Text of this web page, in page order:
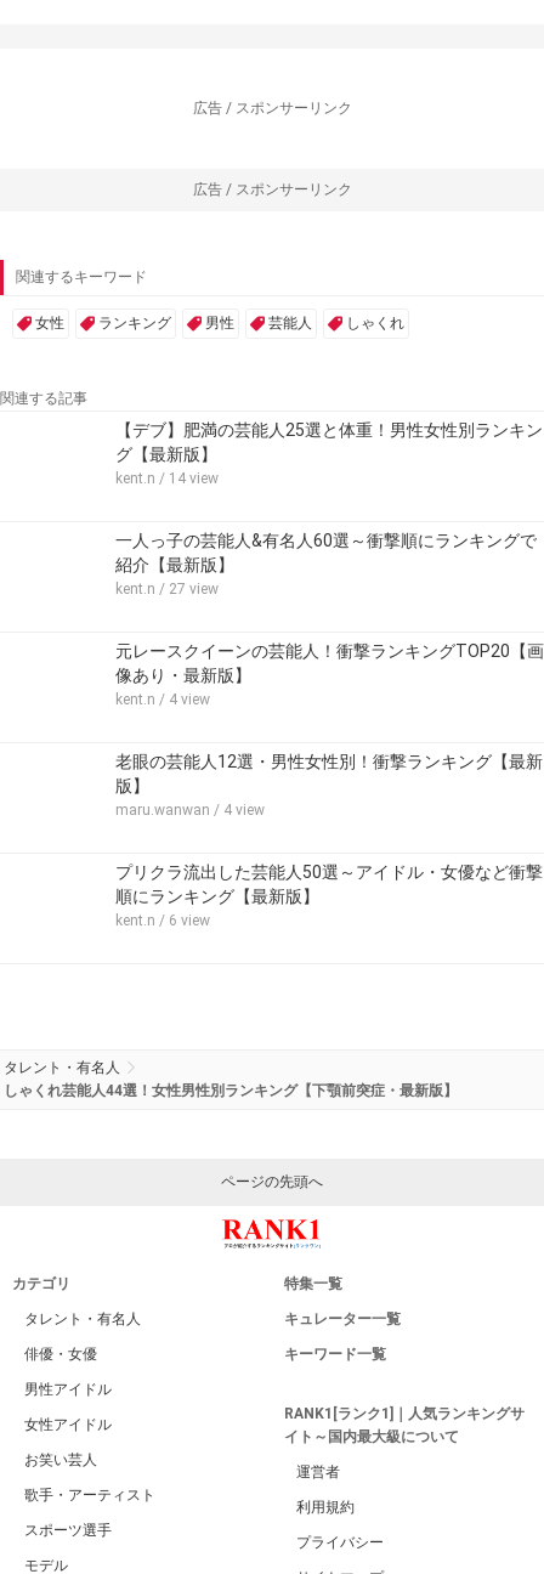
広告 / スポンサーリンク
広告 / スポンサーリンク
関連するキーワード
女性 ランキング 男性 芸能人 しゃくれ
関連する記事
【デブ】肥満の芸能人25選と体重！男性女性別ランキン
グ【最新版】
kent.n / 14 view
一人っ子の芸能人&有名人60選～衝撃順にランキングで
紹介【最新版】
kent.n / 27 view
元レースクイーンの芸能人！衝撃ランキングTOP20【画
像あり・最新版】
kent.n / 4 view
老眼の芸能人12選・男性女性別！衝撃ランキング【最新
版】
maru.wanwan / 4 view
プリクラ流出した芸能人50選～アイドル・女優など衝撃
順にランキング【最新版】
kent.n / 6 view
タレント・有名人
しゃくれ芸能人44選！女性男性別ランキング【下顎前突症・最新版】
ページの先頭へ
カテゴリ
タレント・有名人
俳優・女優
男性アイドル
女性アイドル
お笑い芸人
歌手・アーティスト
スポーツ選手
モデル
特集一覧
キュレーター一覧
キーワード一覧
RANK1[ランク1]｜人気ランキングサ
イト～国内最大級について
運営者
利用規約
プライバシー